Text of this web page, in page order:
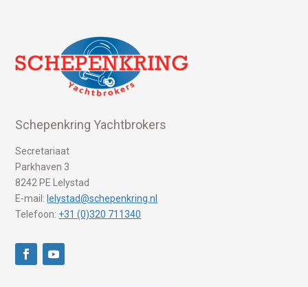
Schepenkring Yachtbrokers
Secretariaat
Parkhaven 3
8242 PE Lelystad
E-mail: lelystad@schepenkring.nl
Telefoon: +31 (0)320 711340